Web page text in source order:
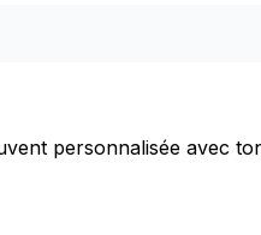
personnalisée avec